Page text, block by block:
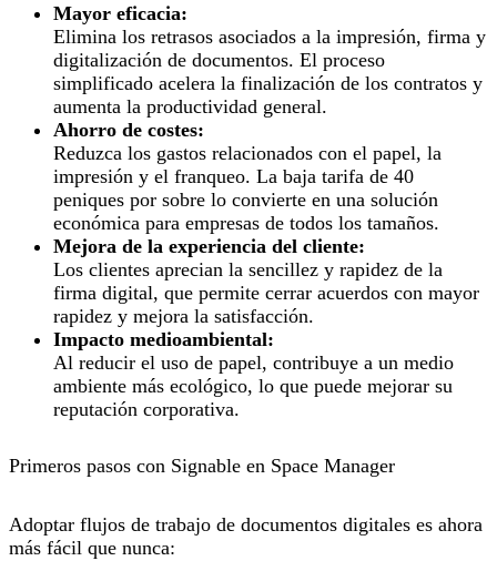
Mayor eficacia:
Elimina los retrasos asociados a la impresión, firma y
digitalización de documentos. El proceso
simplificado acelera la finalización de los contratos y
aumenta la productividad general.
Ahorro de costes:
Reduzca los gastos relacionados con el papel, la
impresión y el franqueo. La baja tarifa de 40
peniques por sobre lo convierte en una solución
económica para empresas de todos los tamaños.
Mejora de la experiencia del cliente:
Los clientes aprecian la sencillez y rapidez de la
firma digital, que permite cerrar acuerdos con mayor
rapidez y mejora la satisfacción.
Impacto medioambiental:
Al reducir el uso de papel, contribuye a un medio
ambiente más ecológico, lo que puede mejorar su
reputación corporativa.
Primeros pasos con Signable en Space Manager
Adoptar flujos de trabajo de documentos digitales es ahora
más fácil que nunca: